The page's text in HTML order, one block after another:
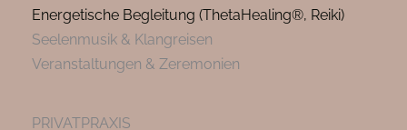
Energetische Begleitung (ThetaHealing®, Reiki)
Seelenmusik & Klangreisen
Veranstaltungen & Zeremonien
PRIVATPRAXIS